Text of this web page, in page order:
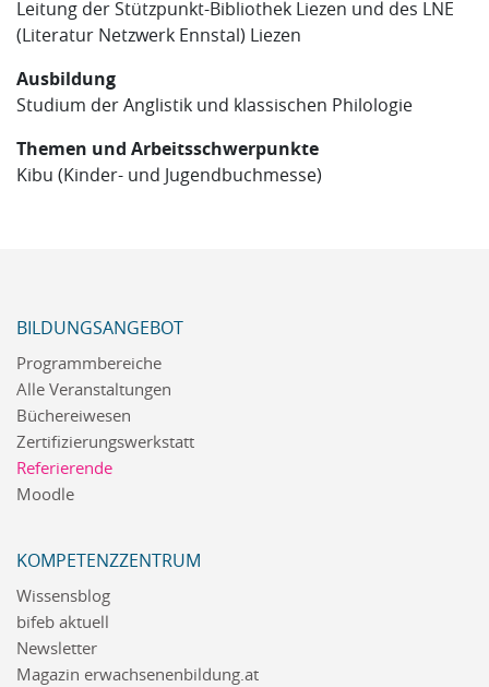
Leitung der Stützpunkt-Bibliothek Liezen und des LNE
(Literatur Netzwerk Ennstal) Liezen
Ausbildung
Studium der Anglistik und klassischen Philologie
Themen und Arbeitsschwerpunkte
Kibu (Kinder- und Jugendbuchmesse)
BILDUNGSANGEBOT
Programmbereiche
Alle Veranstaltungen
Büchereiwesen
Zertifizierungswerkstatt
Referierende
Moodle
KOMPETENZZENTRUM
Wissensblog
bifeb aktuell
Newsletter
Magazin erwachsenenbildung.at